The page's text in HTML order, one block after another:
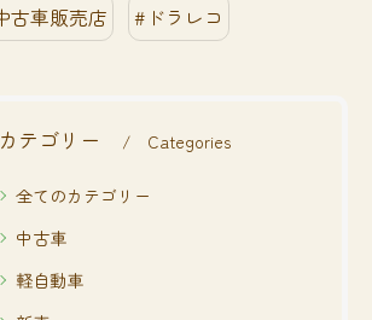
古車販売店 #ドラレコ
カテゴリー Categories
全てのカテゴリー
中古車
軽自動車